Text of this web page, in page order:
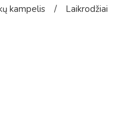
kampelis / Laikrodžiai